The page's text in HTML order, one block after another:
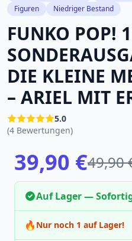
Figuren
Niedriger Bestand
FUNKO POP!
DIE KLEINE
– ARIEL MIT
5.0
(4 Bewertungen)
39,90 €49,90
Auf Lager —
🔥 Nur noch 1 auf Lager!